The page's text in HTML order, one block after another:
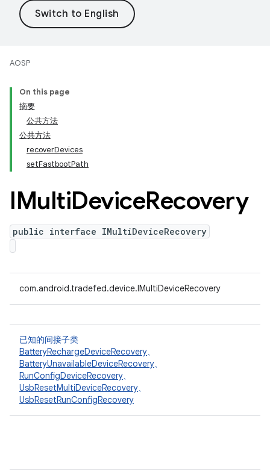
AOSP
On this page
摘要
公共方法
公共方法
recoverDevices
setFastbootPath
IMultiDeviceRecovery
public interface IMultiDeviceRecovery
com.android.tradefed.device.IMultiDeviceRecovery
已知的间接子类
BatteryRechargeDeviceRecovery、
BatteryUnavailableDeviceRecovery、
RunConfigDeviceRecovery、
UsbResetMultiDeviceRecovery、
UsbResetRunConfigRecovery